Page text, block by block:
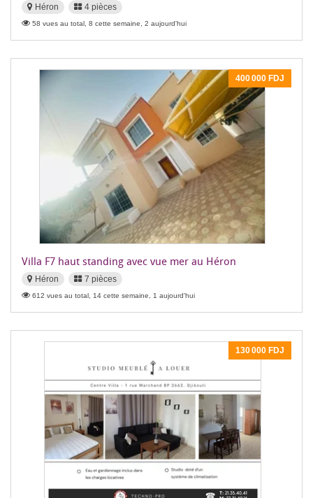
Héron 4 pièces
58 vues au total, 8 cette semaine, 2 aujourd'hui
400 000 FDJ
Villa F7 haut standing avec vue mer au Héron
Héron 7 pièces
612 vues au total, 14 cette semaine, 1 aujourd'hui
130 000 FDJ